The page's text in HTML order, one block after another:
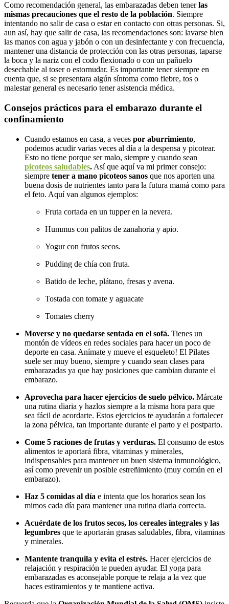
Como recomendación general, las embarazadas deben tenerlas
mismas precauciones que el resto de la población. Siempre
intentando no salir de casa o estar en contacto con otras personas. Si,
aun así, hay que salir de casa, las recomendaciones son: lavarse bien
las manos con agua y jabón o con un desinfectante y con frecuencia,
mantener una distancia de protección con las otras personas, taparse
la boca y la nariz con el codo flexionado o con un pañuelo
desechable al toser o estornudar. Es importante tener siempre en
cuenta que, si se presentara algún síntoma como fiebre, tos o
malestar general es necesario tener asistencia médica.
Consejos prácticos para el embarazo durante el
confinamiento
Cuando estamos en casa, a veces por aburrimiento,
podemos acudir varias veces al día a la despensa y picotear.
Esto no tiene porque ser malo, siempre y cuando sean
picoteos saludables. Así que aquí va mi primer consejo:
siempre tener a mano picoteos sanos que nos aporten una
buena dosis de nutrientes tanto para la futura mamá como para
el feto. Aquí van algunos ejemplos:
Fruta cortada en un tupper en la nevera.
Hummus con palitos de zanahoria y apio.
Yogur con frutos secos.
Pudding de chía con fruta.
Batido de leche, plátano, fresas y avena.
Tostada con tomate y aguacate
Tomates cherry
Moverse y no quedarse sentada en el sofá. Tienes un
montón de vídeos en redes sociales para hacer un poco de
deporte en casa. Anímate y mueve el esqueleto! El Pilates
suele ser muy bueno, siempre y cuando sean clases para
embarazadas ya que hay posiciones que cambian durante el
embarazo.
Aprovecha para hacer ejercicios de suelo pélvico. Márcate
una rutina diaria y hazlos siempre a la misma hora para que
sea fácil de acordarte. Estos ejercicios te ayudarán a fortalecer
la zona pélvica, tan importante durante el parto y el postparto.
Come 5 raciones de frutas y verduras. El consumo de estos
alimentos te aportará fibra, vitaminas y minerales,
indispensables para mantener un buen sistema inmunológico,
así como prevenir un posible estreñimiento (muy común en el
embarazo).
Haz 5 comidas al día e intenta que los horarios sean los
mimos cada día para mantener una rutina diaria correcta.
Acuérdate de los frutos secos, los cereales integrales y las
legumbres que te aportarán grasas saludables, fibra, vitaminas
y minerales.
Mantente tranquila y evita el estrés. Hacer ejercicios de
relajación y respiración te pueden ayudar. El yoga para
embarazadas es aconsejable porque te relaja a la vez que
haces estiramientos y te mantiene activa.